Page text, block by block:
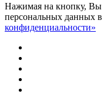
Нажимая на кнопку, Вы
персональных данных в
конфиденциальности»